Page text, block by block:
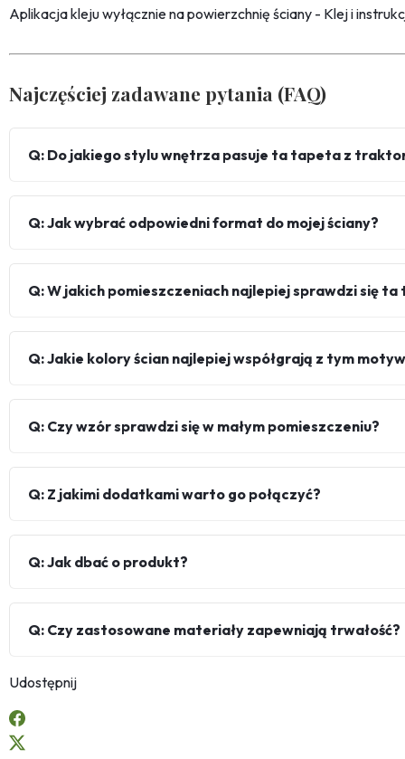
Aplikacja kleju wyłącznie na powierzchnię ściany - Klej i
Najczęściej zadawane pytania (FAQ)
Q: Do jakiego stylu wnętrza pasuje ta tapeta z
Q: Jak wybrać odpowiedni format do mojej ściany?
Q: W jakich pomieszczeniach najlepiej sprawdzi się
Q: Jakie kolory ścian najlepiej współgrają z tym
Q: Czy wzór sprawdzi się w małym pomieszczeniu?
Q: Z jakimi dodatkami warto go połączyć?
Q: Jak dbać o produkt?
Q: Czy zastosowane materiały zapewniają trwałość?
Udostępnij